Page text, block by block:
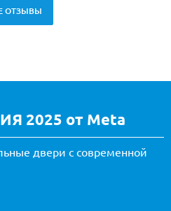
ОТЗЫВЫ
2025 от Meta
двери с современной